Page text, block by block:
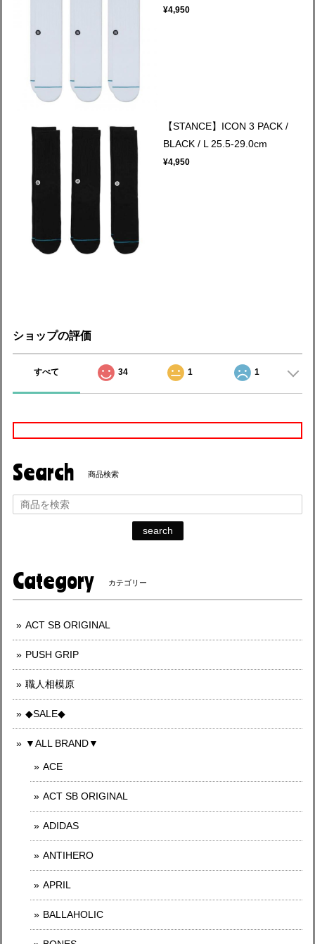
¥4,950
【STANCE】ICON 3 PACK /
BLACK / L 25.5-29.0cm
¥4,950
ショップの評価
すべて 34 1 1
Search 商品検索
search
Category カテゴリー
ACT SB ORIGINAL
PUSH GRIP
職人相模原
◆SALE◆
▼ALL BRAND▼
ACE
ACT SB ORIGINAL
ADIDAS
ANTIHERO
APRIL
BALLAHOLIC